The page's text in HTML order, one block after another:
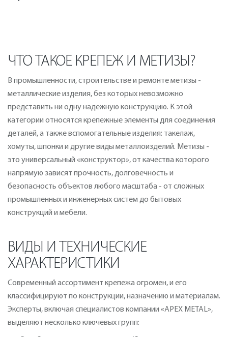
ЧТО ТАКОЕ КРЕПЕЖ И МЕТИЗЫ?
В промышленности, строительстве и ремонте метизы -
металлические изделия, без которых невозможно
представить ни одну надежную конструкцию. К этой
категории относятся крепежные элементы для соединения
деталей, а также вспомогательные изделия: такелаж,
хомуты, шпонки и другие виды металлоизделий. Метизы -
это универсальный «конструктор», от качества которого
напрямую зависят прочность, долговечность и
безопасность объектов любого масштаба - от сложных
промышленных и инженерных систем до бытовых
конструкций и мебели.
ВИДЫ И ТЕХНИЧЕСКИЕ
ХАРАКТЕРИСТИКИ
Современный ассортимент крепежа огромен, и его
классифицируют по конструкции, назначению и материалам.
Эксперты, включая специалистов компании «APEX METAL»,
выделяют несколько ключевых групп: